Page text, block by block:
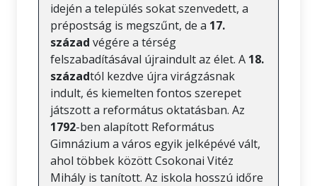
idején a település sokat szenvedett, a
prépostság is megszűnt, de a 17.
század végére a térség
felszabadításával újraindult az élet. A 18.
századtól kezdve újra virágzásnak
indult, és kiemelten fontos szerepet
játszott a református oktatásban. Az
1792-ben alapított Református
Gimnázium a város egyik jelképévé vált,
ahol többek között Csokonai Vitéz
Mihály is tanított. Az iskola hosszú időre